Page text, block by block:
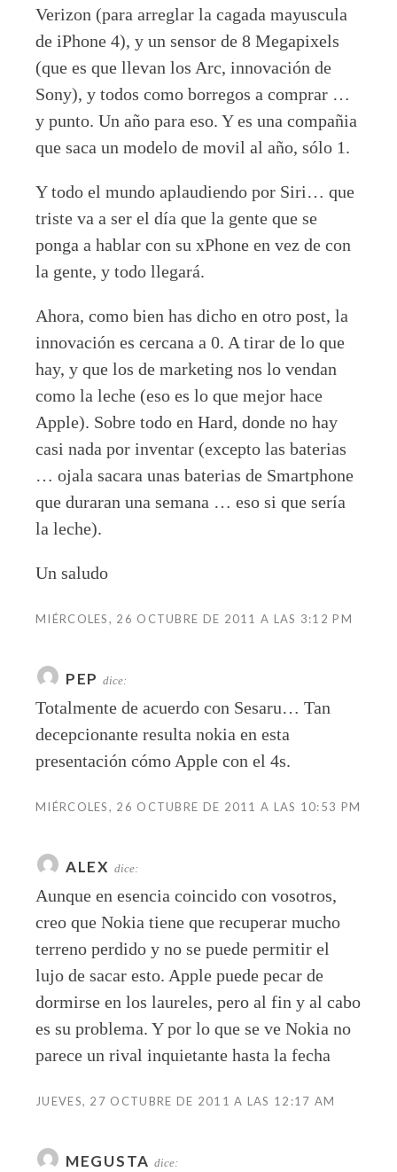
Verizon (para arreglar la cagada mayuscula
de iPhone 4), y un sensor de 8 Megapixels
(que es que llevan los Arc, innovación de
Sony), y todos como borregos a comprar …
y punto. Un año para eso. Y es una compañia
que saca un modelo de movil al año, sólo 1.
Y todo el mundo aplaudiendo por Siri… que
triste va a ser el día que la gente que se
ponga a hablar con su xPhone en vez de con
la gente, y todo llegará.
Ahora, como bien has dicho en otro post, la
innovación es cercana a 0. A tirar de lo que
hay, y que los de marketing nos lo vendan
como la leche (eso es lo que mejor hace
Apple). Sobre todo en Hard, donde no hay
casi nada por inventar (excepto las baterias
… ojala sacara unas baterias de Smartphone
que duraran una semana … eso si que sería
la leche).
Un saludo
MIÉRCOLES, 26 OCTUBRE DE 2011 A LAS 3:12 PM
PEP dice:
Totalmente de acuerdo con Sesaru… Tan
decepcionante resulta nokia en esta
presentación cómo Apple con el 4s.
MIÉRCOLES, 26 OCTUBRE DE 2011 A LAS 10:53 PM
ALEX dice:
Aunque en esencia coincido con vosotros,
creo que Nokia tiene que recuperar mucho
terreno perdido y no se puede permitir el
lujo de sacar esto. Apple puede pecar de
dormirse en los laureles, pero al fin y al cabo
es su problema. Y por lo que se ve Nokia no
parece un rival inquietante hasta la fecha
JUEVES, 27 OCTUBRE DE 2011 A LAS 12:17 AM
MEGUSTA dice: